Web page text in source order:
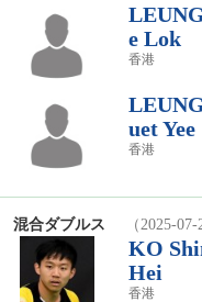
e Lok
香港
uet Yee
香港
混合ダブルス （2025-07-
KO
Hei
香港